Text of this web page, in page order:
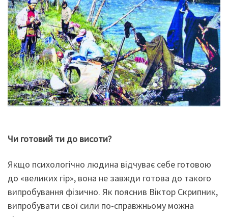
Чи готовий ти до висоти?
Якщо психологічно людина відчуває себе готовою
до «великих гір», вона не завжди готова до такого
випробування фізично. Як пояснив Віктор Скрипник,
випробувати свої сили по-справжньому можна